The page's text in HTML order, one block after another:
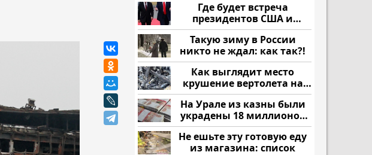
Где будет встреча
президентов США и
России: Европа?
Такую зиму в России
никто не ждал: как так?!
Как выглядит место
крушение вертолета на
Кавказе: смотреть
На Урале из казны были
украдены 18 миллионов
рублей
Не ешьте эту готовую еду
из магазина: список